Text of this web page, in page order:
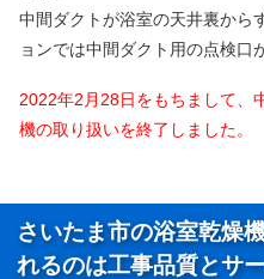
中間ダクトが浴室の天井裏から
ョンでは中間ダクト用の点検口
2022年2月28日をもちまして、
機の取り扱いを終了しました。
さいたま市の浴室乾燥
れるのは工事品質とサ